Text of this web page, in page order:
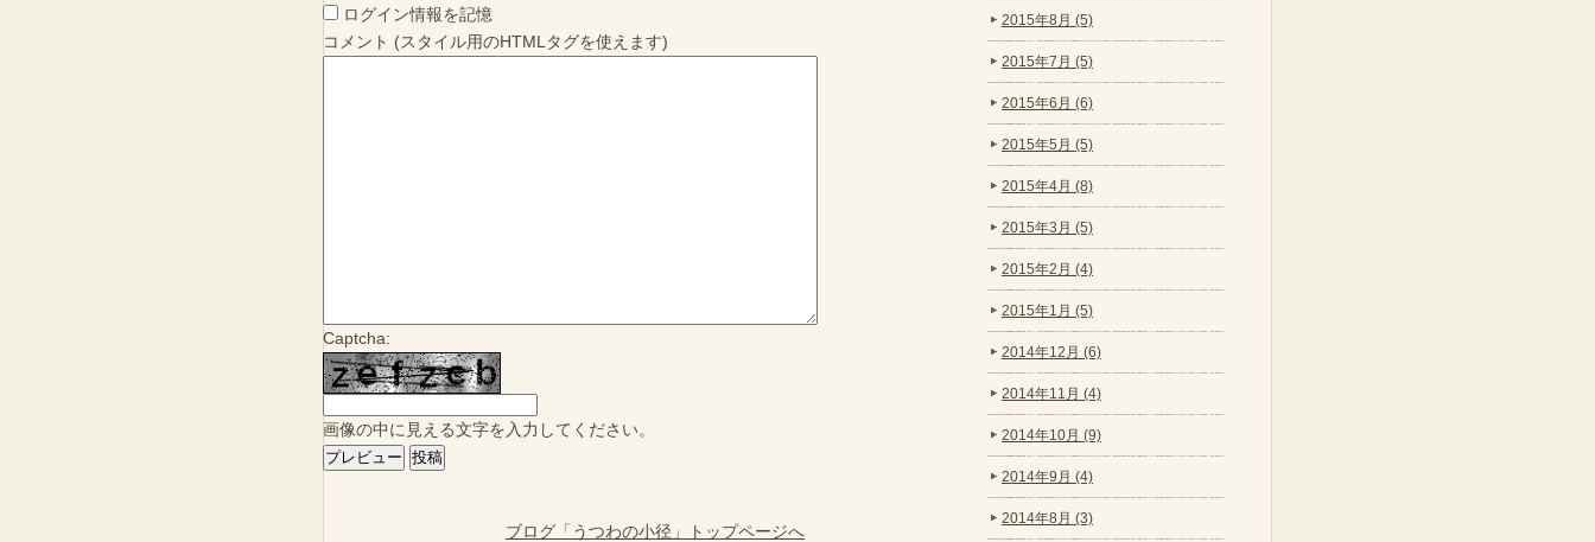
ログイン情報を記憶
コメント (スタイル用のHTMLタグを使えます)
Captcha:
画像の中に見える文字を入力してください。
ブログ「うつわの小径」トップページへ
2015年8月 (5)
2015年7月 (5)
2015年6月 (6)
2015年5月 (5)
2015年4月 (8)
2015年3月 (5)
2015年2月 (4)
2015年1月 (5)
2014年12月 (6)
2014年11月 (4)
2014年10月 (9)
2014年9月 (4)
2014年8月 (3)